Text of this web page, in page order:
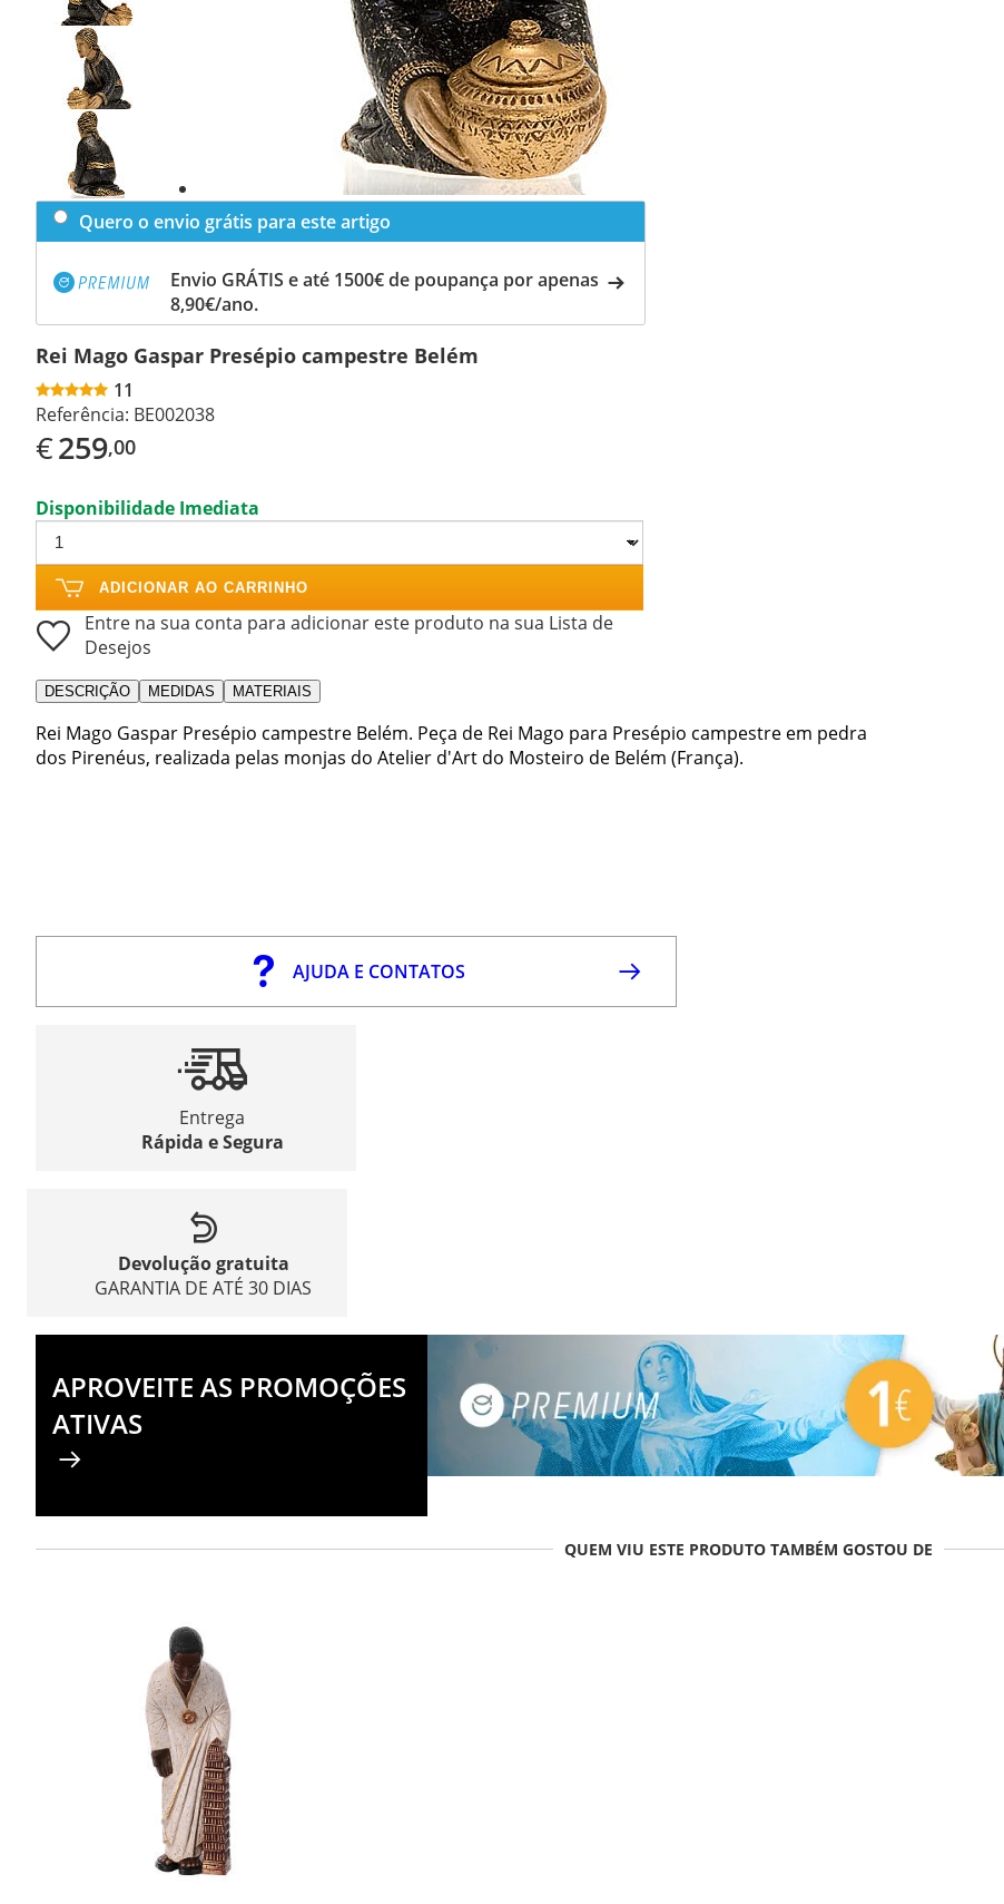
Previous
slide
Next
slide
Quero o envio grátis para este artigo
Envio GRÁTIS e até 1500€ de poupança por apenas
8,90€/ano.
Rei Mago Gaspar Presépio campestre Belém
11
Referência: BE002038
€259,00
Disponibilidade Imediata
ADICIONAR AO CARRINHO
Entre na sua conta para adicionar este produto na sua Lista de
Desejos
DESCRIÇÃO MEDIDAS MATERIAIS
Rei Mago Gaspar Presépio campestre Belém. Peça de Rei Mago para Presépio campestre em pedra
dos Pirenéus, realizada pelas monjas do Atelier d'Art do Mosteiro de Belém (França).
AJUDA E CONTATOS
Entrega
Rápida e Segura
Devolução gratuita
GARANTIA DE ATÉ 30 DIAS
APROVEITE AS PROMOÇÕES
ATIVAS
QUEM VIU ESTE PRODUTO TAMBÉM GOSTOU DE